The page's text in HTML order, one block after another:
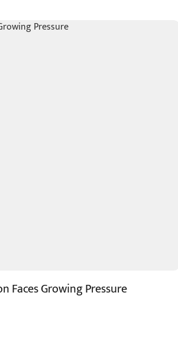
Faces Growing Pressure